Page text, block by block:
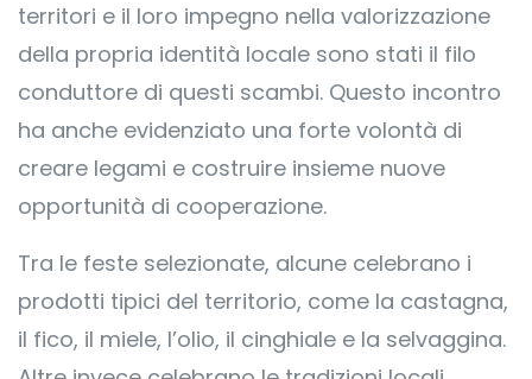
territori e il loro impegno nella valorizzazione
della propria identità locale sono stati il filo
conduttore di questi scambi. Questo incontro
ha anche evidenziato una forte volontà di
creare legami e costruire insieme nuove
opportunità di cooperazione.
Tra le feste selezionate, alcune celebrano i
prodotti tipici del territorio, come la castagna,
il fico, il miele, l’olio, il cinghiale e la selvaggina.